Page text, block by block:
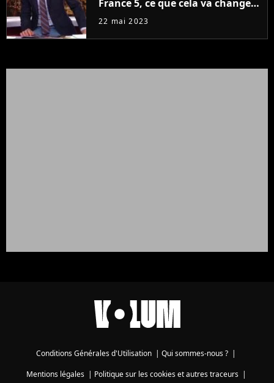
France 5, ce que cela va changer
à la rentrée
22 mai 2023
Conditions Générales d'Utilisation | Qui sommes-nous ? |
Mentions légales| Politique sur les cookies et autres traceurs|